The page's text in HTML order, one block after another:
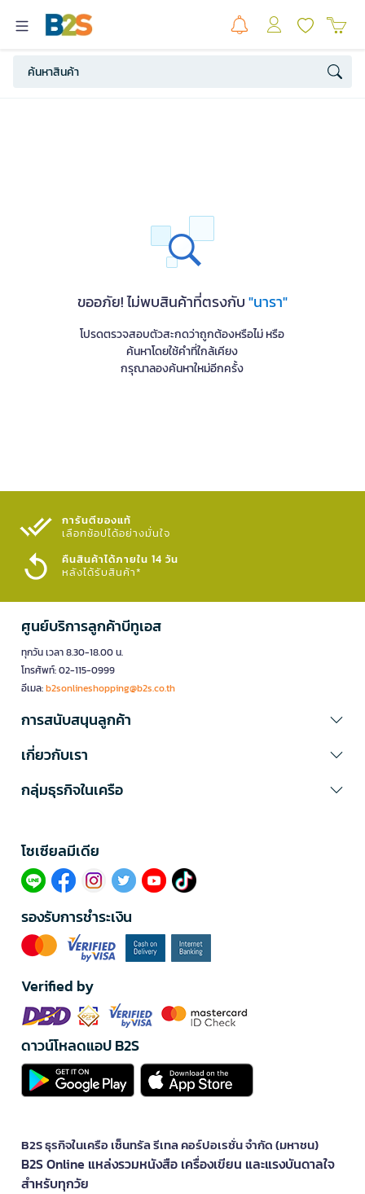
ขออภัย! ไม่พบสินค้าที่ตรงกับ"นารา"
โปรดตรวจสอบตัวสะกดว่าถูกต้องหรือไม่ หรือ
ค้นหาโดยใช้คำที่ใกล้เคียง
กรุณาลองค้นหาใหม่อีกครั้ง
การันตีของแท้
เลือกช้อปได้อย่างมั่นใจ​
คืนสินค้าได้ภายใน 14 วัน
หลังได้รับสินค้า*
ศูนย์บริการลูกค้าบีทูเอส
ทุกวัน เวลา 8.30-18.00 น.
โทรศัพท์: 02-115-0999
อีเมล:b2sonlineshopping@b2s.co.th
การสนับสนุนลูกค้า
เกี่ยวกับเรา
กลุ่มธุรกิจในเครือ
โซเซียลมีเดีย​
รองรับการชำระเงิน
Verified by
ดาวน์โหลดแอป B2S
B2S ธุรกิจในเครือ เซ็นทรัล รีเทล คอร์ปอเรชั่น จำกัด (มหาชน)
B2S Online แหล่งรวมหนังสือ เครื่องเขียน และแรงบันดาลใจ
สำหรับทุกวัย